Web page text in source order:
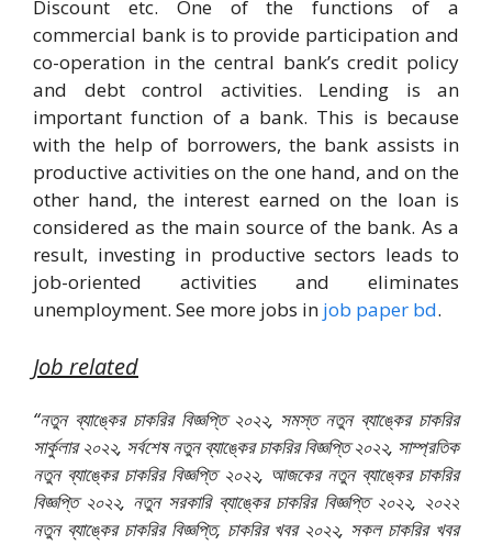
Discount etc. One of the functions of a
commercial bank is to provide participation and
co-operation in the central bank’s credit policy
and debt control activities. Lending is an
important function of a bank. This is because
with the help of borrowers, the bank assists in
productive activities on the one hand, and on the
other hand, the interest earned on the loan is
considered as the main source of the bank. As a
result, investing in productive sectors leads to
job-oriented activities and eliminates
unemployment. See more jobs in job paper bd.
Job related
“নতুন ব্যাঙ্কের চাকরির বিজ্ঞপ্তি ২০২২, সমস্ত নতুন ব্যাঙ্কের চাকরির
সার্কুলার ২০২২, সর্বশেষ নতুন ব্যাঙ্কের চাকরির বিজ্ঞপ্তি ২০২২, সাম্প্রতিক
নতুন ব্যাঙ্কের চাকরির বিজ্ঞপ্তি ২০২২, আজকের নতুন ব্যাঙ্কের চাকরির
বিজ্ঞপ্তি ২০২২, নতুন সরকারি ব্যাঙ্কের চাকরির বিজ্ঞপ্তি ২০২২, ২০২২
নতুন ব্যাঙ্কের চাকরির বিজ্ঞপ্তি, চাকরির খবর ২০২২, সকল চাকরির খবর